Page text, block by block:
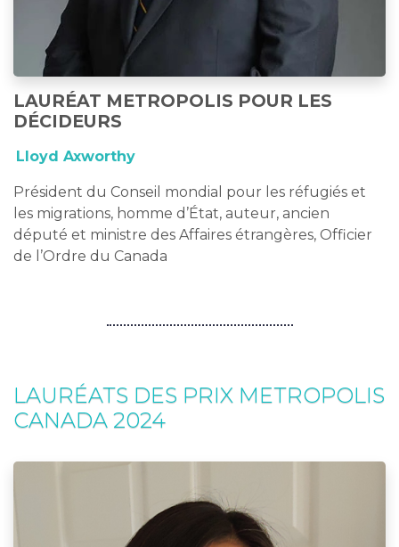
LAURÉAT METROPOLIS POUR LES
DÉCIDEURS
Lloyd Axworthy
Président du Conseil mondial pour les réfugiés et
les migrations, homme d’État, auteur, ancien
député et ministre des Affaires étrangères, Officier
de l’Ordre du Canada
LAURÉATS DES PRIX METROPOLIS
CANADA 2024